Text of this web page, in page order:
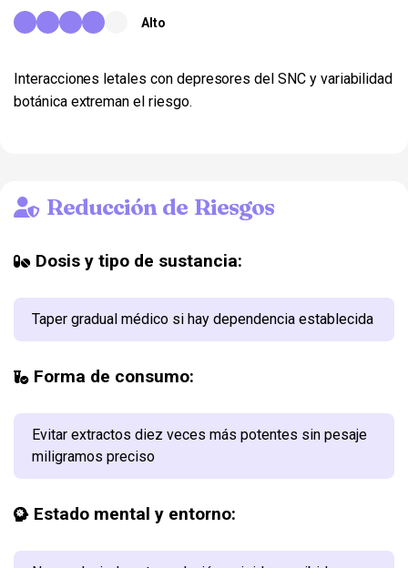
Alto
Interacciones letales con depresores del SNC y variabilidad
botánica extreman el riesgo.
Reducción de Riesgos
Dosis y tipo de sustancia:
Taper gradual médico si hay dependencia establecida
Forma de consumo:
Evitar extractos diez veces más potentes sin pesaje
miligramos preciso
Estado mental y entorno: